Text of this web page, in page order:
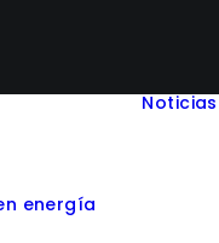
energía
Noticias